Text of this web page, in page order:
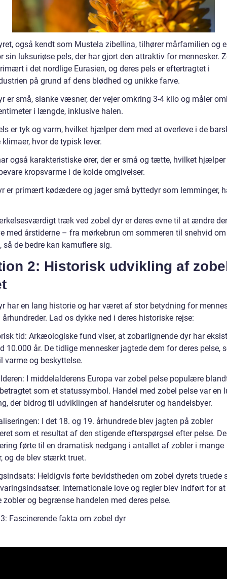
også kendt som Mustela zibellina, tilhører mårfamilien og
sin luksuriøse pels, der har gjort den attraktiv for mennesker.
i det nordlige Eurasien, og deres pels er eftertragtet i
på grund af dens blødhed og unikke farve.
er små, slanke væsner, der vejer omkring 3-4 kilo og måler
i længde, inklusive halen.
er tyk og varm, hvilket hjælper dem med at overleve i de
hvor de typisk lever.
også karakteristiske ører, der er små og tætte, hvilket
kropsvarme i de kolde omgivelser.
er primært kødædere og jager små byttedyr som lemminger,
træk ved zobel dyr er deres evne til at ændre
med årstiderne – fra mørkebrun om sommeren til snehvid om
så de bedre kan kamuflere sig.
2: Historisk udvikling af
har en lang historie og har været af stor betydning for
århundreder. Lad os dykke ned i deres historiske rejse:
tid: Arkæologiske fund viser, at zobarlignende dyr har
10.000 år. De tidlige mennesker jagtede dem for deres pelse,
varme og beskyttelse.
I middelalderens Europa var zobel pelse populære
som et statussymbol. Handel med zobel pelse var en
der bidrog til udviklingen af handelsruter og handelsbyer.
I det 18. og 19. århundrede blev jagten på zobler
som et resultat af den stigende efterspørgsel efter pelse.
førte til en dramatisk nedgang i antallet af zobler i mange
og de blev stærkt truet.
Heldigvis førte bevidstheden om zobel dyrets truede
Internationale love og regler blev indført for at
zobler og begrænse handelen med deres pelse.
Fascinerende fakta om zobel dyr